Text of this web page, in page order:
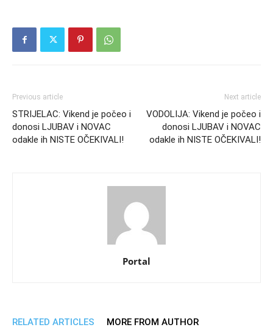
Previous article
STRIJELAC: Vikend je počeo i
donosi LJUBAV i NOVAC
odakle ih NISTE OČEKIVALI!
Next article
VODOLIJA: Vikend je počeo i
donosi LJUBAV i NOVAC
odakle ih NISTE OČEKIVALI!
Portal
RELATED ARTICLES MORE FROM AUTHOR